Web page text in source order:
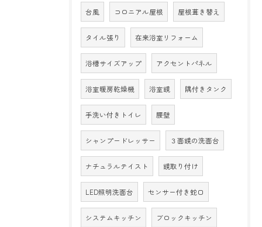
台風 コロニアル屋根 屋根葺き替え
タイル張り 在来浴室リフォーム
浴槽サイズアップ アクセントパネル
浴室暖房乾燥機 浴室鏡 隅付きタンク
手洗い付きトイレ 腰壁
シャンプードレッサー ３面鏡の洗面台
ナチュラルテイスト 鏡取り付け
LED照明洗面台 センサー付き蛇口
システムキッチン ブロックキッチン